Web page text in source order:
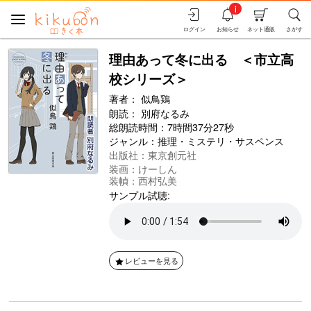
さがす
ネット通販
お知らせ
i
ログイン
理由あって冬に出る ＜市立高
校シリーズ＞
著者： 似鳥鶏
朗読： 別府なるみ
総朗読時間：7時間37分27秒
ジャンル： 推理・ミステリ・サスペンス
出版社：東京創元社
装画：けーしん
装幀：西村弘美
サンプル試聴:
レビューを見る